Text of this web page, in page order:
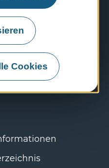
Cookies